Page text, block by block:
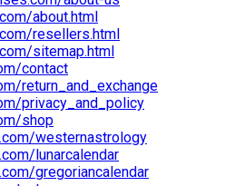
about.html
resellers.html
sitemap.html
contact
return_and_exchange
privacy_and_policy
shop
westernastrology
lunarcalendar
gregoriancalendar